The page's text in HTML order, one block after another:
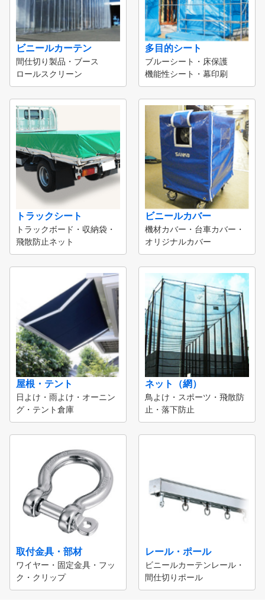
ビニールカーテン
間仕切り製品・ブース
ロールスクリーン
多目的シート
ブルーシート・床保護
機能性シート・幕印刷
トラックシート
トラックボード・収納袋・
飛散防止ネット
ビニールカバー
機材カバー・台車カバー・
オリジナルカバー
屋根・テント
日よけ・雨よけ・オーニン
グ・テント倉庫
ネット（網）
鳥よけ・スポーツ・飛散防
止・落下防止
取付金具・部材
ワイヤー・固定金具・フッ
ク・クリップ
レール・ポール
ビニールカーテンレール・
間仕切りポール